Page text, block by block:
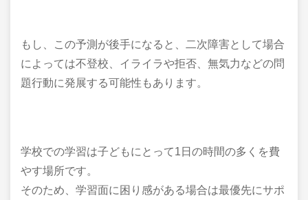
もし、この予測が後手になると、二次障害として場合
によっては不登校、イライラや拒否、無気力などの問
題行動に発展する可能性もあります。
学校での学習は子どもにとって1日の時間の多くを費
やす場所です。
そのため、学習面に困り感がある場合は最優先にサポ